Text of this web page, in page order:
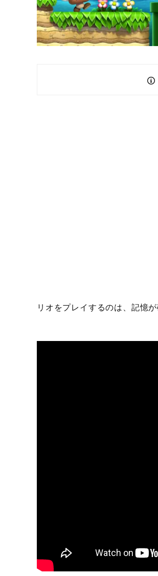
リオをプレイするのは、記憶